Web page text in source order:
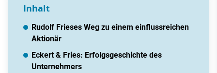
Inhalt
Rudolf Frieses Weg zu einem einflussreichen
Aktionär
Eckert & Fries: Erfolgsgeschichte des
Unternehmers